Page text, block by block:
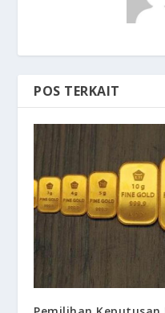
POS TERKAIT